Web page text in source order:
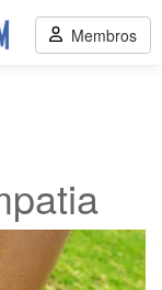
Membros